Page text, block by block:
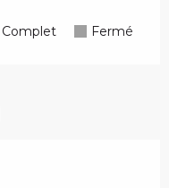
Complet Fermé